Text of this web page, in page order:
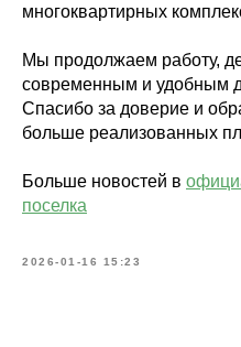
многоквартирных
Мы продолжаем работу,
современным и удобным
Спасибо за доверие и
больше реализованных
Больше новостей в
поселка
2026-01-16 15:23